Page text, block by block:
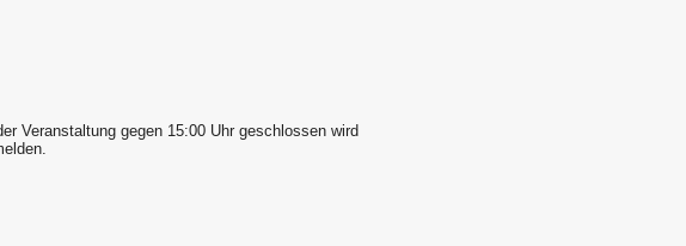
Veranstaltung gegen 15:00 Uhr geschlossen wird